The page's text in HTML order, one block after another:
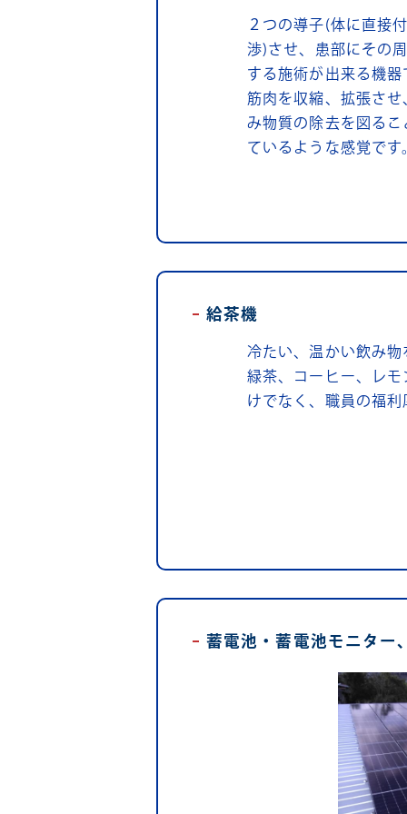
２つの導子(体に直接
渉)させ、患部にその
する施術が出来る機器
筋肉を収縮、拡張さ
み物質の除去を図る
ているような感覚です
給茶機
冷たい、温かい飲み
緑茶、コーヒー、レ
けでなく、職員の福
蓄電池・蓄電池モニター